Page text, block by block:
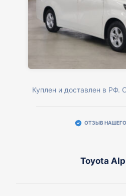
Куплен и доставлен в РФ.
ОТЗЫВ НАШЕГО
Toyota